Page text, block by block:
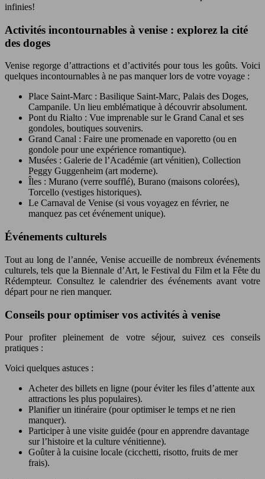
infinies!
Activités incontournables à venise : explorez la cité
des doges
Venise regorge d’attractions et d’activités pour tous les goûts. Voici
quelques incontournables à ne pas manquer lors de votre voyage :
Place Saint-Marc : Basilique Saint-Marc, Palais des Doges,
Campanile. Un lieu emblématique à découvrir absolument.
Pont du Rialto : Vue imprenable sur le Grand Canal et ses
gondoles, boutiques souvenirs.
Grand Canal : Faire une promenade en vaporetto (ou en
gondole pour une expérience romantique).
Musées : Galerie de l’Académie (art vénitien), Collection
Peggy Guggenheim (art moderne).
Îles : Murano (verre soufflé), Burano (maisons colorées),
Torcello (vestiges historiques).
Le Carnaval de Venise (si vous voyagez en février, ne
manquez pas cet événement unique).
Événements culturels
Tout au long de l’année, Venise accueille de nombreux événements
culturels, tels que la Biennale d’Art, le Festival du Film et la Fête du
Rédempteur. Consultez le calendrier des événements avant votre
départ pour ne rien manquer.
Conseils pour optimiser vos activités à venise
Pour profiter pleinement de votre séjour, suivez ces conseils
pratiques :
Voici quelques astuces :
Acheter des billets en ligne (pour éviter les files d’attente aux
attractions les plus populaires).
Planifier un itinéraire (pour optimiser le temps et ne rien
manquer).
Participer à une visite guidée (pour en apprendre davantage
sur l’histoire et la culture vénitienne).
Goûter à la cuisine locale (cicchetti, risotto, fruits de mer
frais).